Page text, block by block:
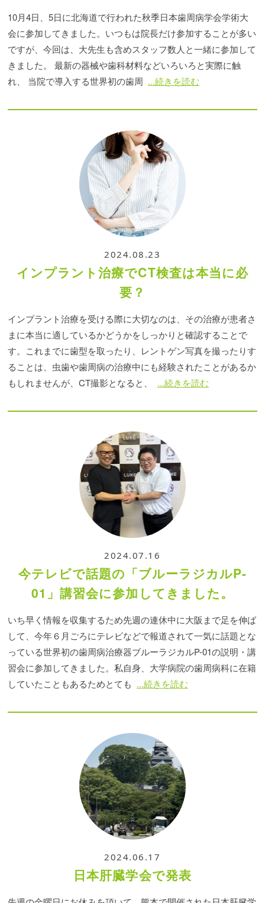
10月4日、5日に北海道で行われた秋季日本歯周病学会学術大
会に参加してきました。いつもは院長だけ参加することが多い
ですが、今回は、大先生も含めスタッフ数人と一緒に参加して
きました。 最新の器械や歯科材料などいろいろと実際に触
れ、 当院で導入する世界初の歯周 ...続きを読む
2024.08.23
インプラント治療でCT検査は本当に必
要？
インプラント治療を受ける際に大切なのは、その治療が患者さ
まに本当に適しているかどうかをしっかりと確認することで
す。これまでに歯型を取ったり、レントゲン写真を撮ったりす
ることは、虫歯や歯周病の治療中にも経験されたことがあるか
もしれませんが、CT撮影となると、
...続きを読む
2024.07.16
今テレビで話題の「ブルーラジカルP-
01」講習会に参加してきました。
いち早く情報を収集するため先週の連休中に大阪まで足を伸ば
して、今年６月ごろにテレビなどで報道されて一気に話題とな
っている世界初の歯周病治療器ブルーラジカルP-01の説明・講
習会に参加してきました。私自身、大学病院の歯周病科に在籍
していたこともあるためとても ...続きを読む
2024.06.17
日本肝臓学会で発表